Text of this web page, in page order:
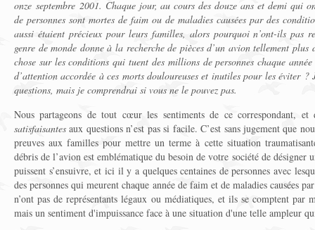
onze septembre 2001. Chaque jour, au cours des douze ans et demi qui
de personnes sont mortes de faim ou de maladies causées par des
aussi étaient précieux pour leurs familles, alors pourquoi n’ont-ils pas
genre de monde donne à la recherche de pièces d’un avion tellement
chose sur les conditions qui tuent des millions de personnes chaque
d’attention accordée à ces morts douloureuses et inutiles pour les éviter ?
questions, mais je comprendrai si vous ne le pouvez pas.
Nous partageons de tout cœur les sentiments de ce correspondant, et
satisfaisantes aux questions n’est pas si facile. C’est sans jugement que
preuves aux familles pour mettre un terme à cette situation
débris de l’avion est emblématique du besoin de votre société de désigner
puissent s’ensuivre, et ici il y a quelques centaines de personnes avec
des personnes qui meurent chaque année de faim et de maladies causées
n’ont pas de représentants légaux ou médiatiques, et ils se comptent par
mais un sentiment d'impuissance face à une situation d'une telle ampleur